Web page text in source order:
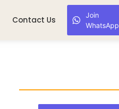
Contact Us
Join
WhatsApp